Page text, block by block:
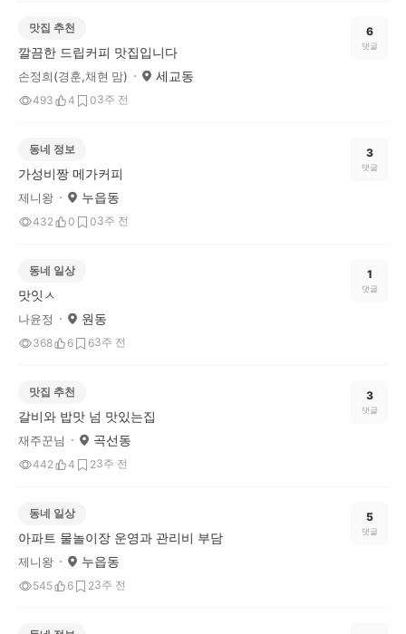
맛집 추천
깔끔한 드립커피 맛집입니다
손정희(경훈,채현 맘) 세교동
493 4 03주 전
6
댓글
동네 정보
가성비짱 메가커피
제니왕 누읍동
432 0 03주 전
3
댓글
동네 일상
맛잇ㅅ
나윤정 원동
368 6 63주 전
1
댓글
맛집 추천
갈비와 밥맛 넘 맛있는집
재주꾼님 곡선동
442 4 23주 전
3
댓글
동네 일상
아파트 물놀이장 운영과 관리비 부담
제니왕 누읍동
545 6 23주 전
5
댓글